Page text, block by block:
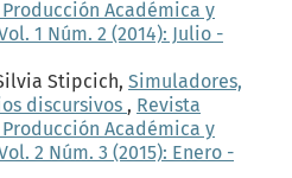
Académica y
1 Núm. 2 (2014): Julio -
Stipcich, Simuladores,
discursivos , Revista
Académica y
2 Núm. 3 (2015): Enero -